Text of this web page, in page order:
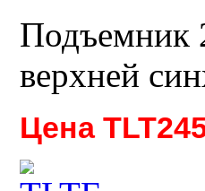
Подъемник
верхней
Цена